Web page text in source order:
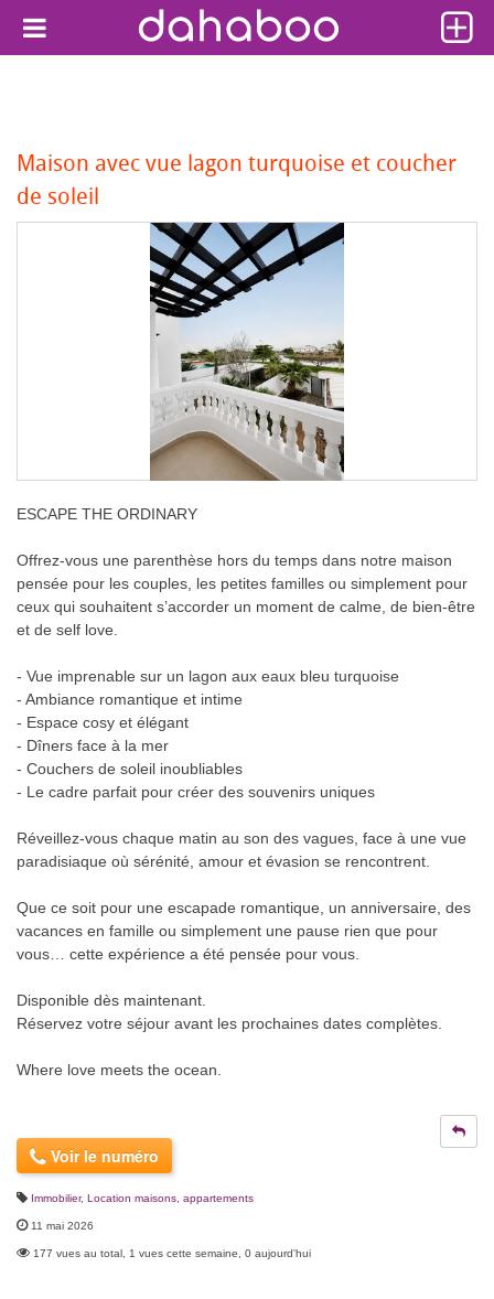
Maison avec vue lagon turquoise et coucher
de soleil
ESCAPE THE ORDINARY
Offrez-vous une parenthèse hors du temps dans notre maison
pensée pour les couples, les petites familles ou simplement pour
ceux qui souhaitent s’accorder un moment de calme, de bien-être
et de self love.
- Vue imprenable sur un lagon aux eaux bleu turquoise
- Ambiance romantique et intime
- Espace cosy et élégant
- Dîners face à la mer
- Couchers de soleil inoubliables
- Le cadre parfait pour créer des souvenirs uniques
Réveillez-vous chaque matin au son des vagues, face à une vue
paradisiaque où sérénité, amour et évasion se rencontrent.
Que ce soit pour une escapade romantique, un anniversaire, des
vacances en famille ou simplement une pause rien que pour
vous… cette expérience a été pensée pour vous.
Disponible dès maintenant.
Réservez votre séjour avant les prochaines dates complètes.
Where love meets the ocean.
Voir le numéro
Immobilier, Location maisons, appartements
11 mai 2026
177 vues au total, 1 vues cette semaine, 0 aujourd'hui